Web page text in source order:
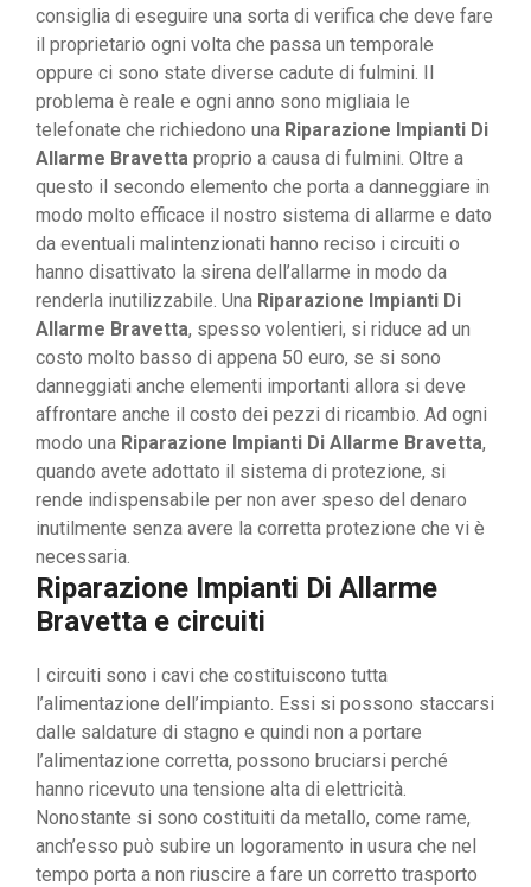
consiglia di eseguire una sorta di verifica che deve fare
il proprietario ogni volta che passa un temporale
oppure ci sono state diverse cadute di fulmini. Il
problema è reale e ogni anno sono migliaia le
telefonate che richiedono una Riparazione Impianti Di
Allarme Bravetta proprio a causa di fulmini. Oltre a
questo il secondo elemento che porta a danneggiare in
modo molto efficace il nostro sistema di allarme e dato
da eventuali malintenzionati hanno reciso i circuiti o
hanno disattivato la sirena dell’allarme in modo da
renderla inutilizzabile. Una Riparazione Impianti Di
Allarme Bravetta, spesso volentieri, si riduce ad un
costo molto basso di appena 50 euro, se si sono
danneggiati anche elementi importanti allora si deve
affrontare anche il costo dei pezzi di ricambio. Ad ogni
modo una Riparazione Impianti Di Allarme Bravetta,
quando avete adottato il sistema di protezione, si
rende indispensabile per non aver speso del denaro
inutilmente senza avere la corretta protezione che vi è
necessaria.
Riparazione Impianti Di Allarme
Bravetta e circuiti
I circuiti sono i cavi che costituiscono tutta
l’alimentazione dell’impianto. Essi si possono staccarsi
dalle saldature di stagno e quindi non a portare
l’alimentazione corretta, possono bruciarsi perché
hanno ricevuto una tensione alta di elettricità.
Nonostante si sono costituiti da metallo, come rame,
anch’esso può subire un logoramento in usura che nel
tempo porta a non riuscire a fare un corretto trasporto